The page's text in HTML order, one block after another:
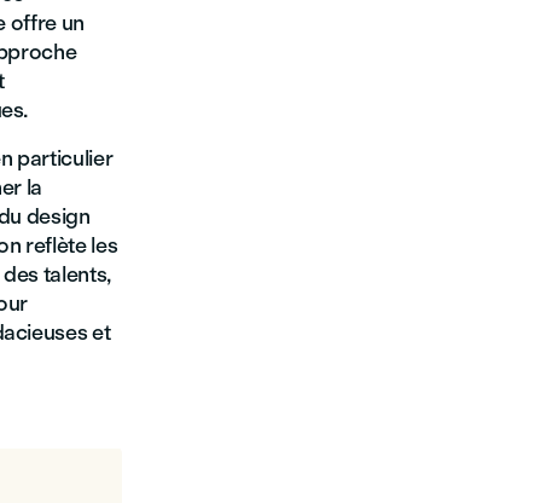
offre un
particulier
la
design
reflète les
talents,
et